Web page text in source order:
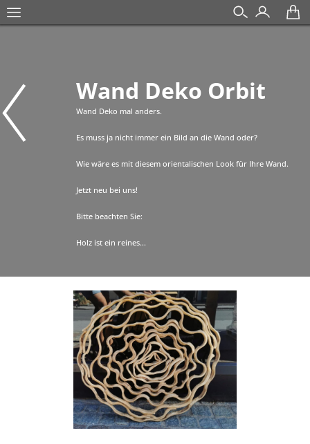
Wand Deko Orbit
Wand Deko mal anders.
Es muss ja nicht immer ein Bild an die Wand oder?
Wie wäre es mit diesem orientalischen Look für Ihre Wand.
Jetzt neu bei uns!
Bitte beachten Sie:
Holz ist ein reines...